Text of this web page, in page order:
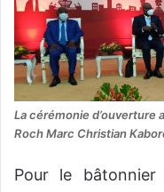
La cérémonie d’ouverture
Roch Marc Christian
Pour le bâtonnier